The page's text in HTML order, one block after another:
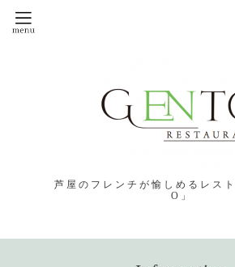
芦屋のフレンチが愉しめるレス
O」